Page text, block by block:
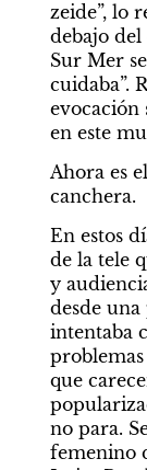
zeide”, lo
debajo del
Sur Mer
cuidaba”.
evocación
en este
Ahora es
canchera.
En estos
de la tele
y
desde
intentaba
que
no para.
femenino